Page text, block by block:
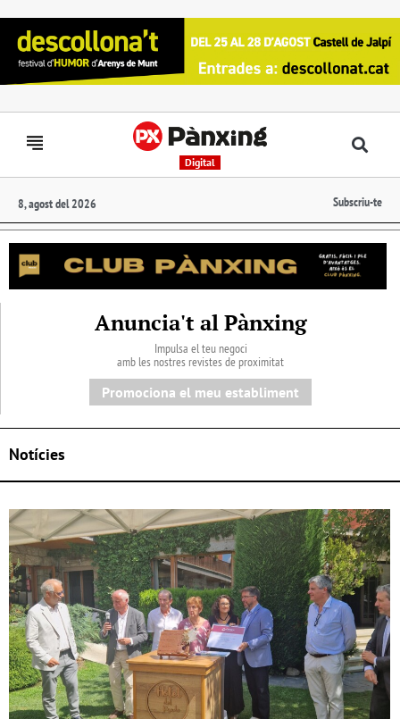
Digital
8, agost del 2026 Subscriu-te
Anuncia't al Pànxing
Impulsa el teu negoci
amb les nostres revistes de proximitat
Promociona el meu establiment
Notícies